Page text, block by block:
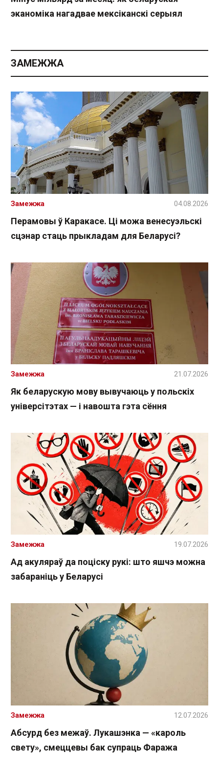
эканоміка нагадвае мексіканскі серыял
ЗАМЕЖЖА
Перамовы ў Каракасе. Ці можа венесуэльскі
сцэнар стаць прыкладам для Беларусі?
Замежжа 04.08.2026
Як беларускую мову вывучаюць у польскіх
універсітэтах — і навошта гэта сёння
Замежжа 21.07.2026
Ад акуляраў да поціску рукі: што яшчэ можна
забараніць у Беларусі
Замежжа 19.07.2026
Абсурд без межаў. Лукашэнка — «кароль
свету», смеццевы бак супраць Фаража
Замежжа 12.07.2026